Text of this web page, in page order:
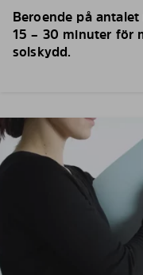
Beroende på
15 – 30 minuter för
solskydd.